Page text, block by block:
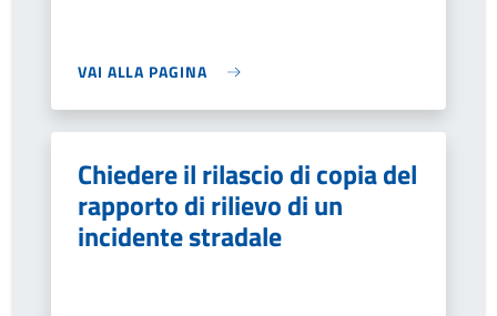
VAI ALLA PAGINA
Chiedere il rilascio di copia del
rapporto di rilievo di un
incidente stradale